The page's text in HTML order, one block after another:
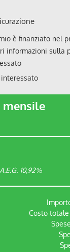
è finanziato nel
informazioni sulla
interessato
mensile
10,92%
Costo